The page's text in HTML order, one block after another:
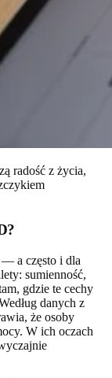
radość z życia,
— a często i dla
sumienność,
gdzie te cechy
danych z
że osoby
W ich oczach